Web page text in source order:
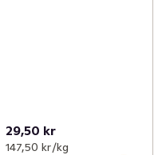
29,50 kr
147,50 kr /kg